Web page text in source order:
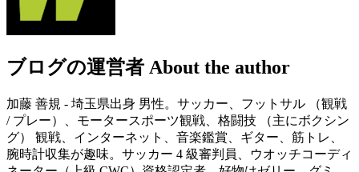
ブログの運営者 About the author
加藤 善規 - 埼玉県出身 男性。サッカー、フットサル （観戦
/ プレー）、モータースポーツ観戦、格闘技 （主にボクシン
グ） 観戦、インターネット、音楽鑑賞、ギター、筋トレ、
腕時計収集が趣味。サッカー 4 級審判員、ウオッチコーディ